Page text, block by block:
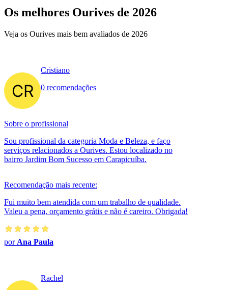
Os melhores Ourives de 2026
Veja os Ourives mais bem avaliados de 2026
Cristiano
0 recomendações
Sobre o profissional
Sou profissional da categoria Moda e Beleza, e faço
serviços relacionados a Ourives. Estou localizado no
bairro Jardim Bom Sucesso em Carapicuíba.
Recomendação mais recente:
Fui muito bem atendida com um trabalho de qualidade.
Valeu a pena, orçamento grátis e não é careiro. Obrigada!
por Ana Paula
Rachel